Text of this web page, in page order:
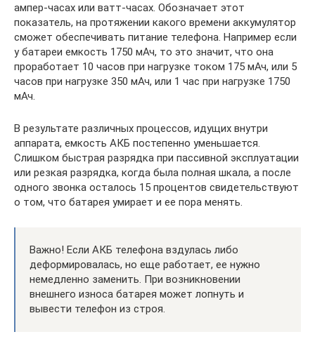
ампер-часах или ватт-часах. Обозначает этот
показатель, на протяжении какого времени аккумулятор
сможет обеспечивать питание телефона. Например если
у батареи емкость 1750 мАч, то это значит, что она
проработает 10 часов при нагрузке током 175 мАч, или 5
часов при нагрузке 350 мАч, или 1 час при нагрузке 1750
мАч.
В результате различных процессов, идущих внутри
аппарата, емкость АКБ постепенно уменьшается.
Слишком быстрая разрядка при пассивной эксплуатации
или резкая разрядка, когда была полная шкала, а после
одного звонка осталось 15 процентов свидетельствуют
о том, что батарея умирает и ее пора менять.
Важно! Если АКБ телефона вздулась либо
деформировалась, но еще работает, ее нужно
немедленно заменить. При возникновении
внешнего износа батарея может лопнуть и
вывести телефон из строя.